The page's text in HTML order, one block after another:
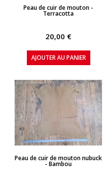
APERÇU RAPIDE
Peau de cuir de mouton -
Terracotta
20,00 €
AJOUTER AU PANIER
APERÇU RAPIDE
Peau de cuir de mouton nubuck
- Bambou